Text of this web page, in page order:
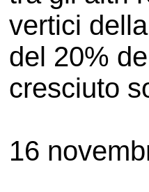
vertici
del 20%
cresciuto
16